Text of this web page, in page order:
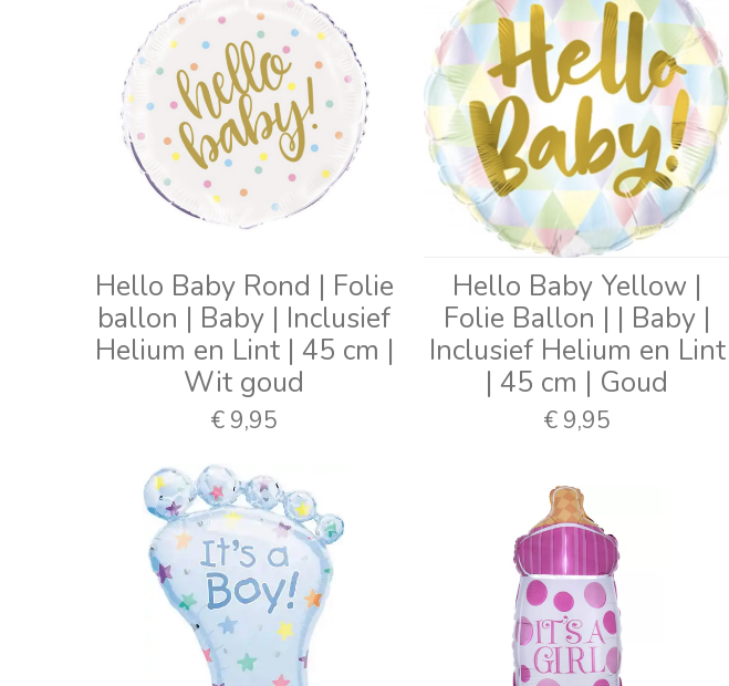
Hello Baby Rond | Folie
ballon | Baby | Inclusief
Helium en Lint | 45 cm |
Wit goud
€ 9,95
Hello Baby Yellow |
Folie Ballon | | Baby |
Inclusief Helium en Lint
| 45 cm | Goud
€ 9,95